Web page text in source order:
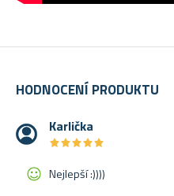
HODNOCENÍ PRODUKTU
Karlička
★★★★★
★★★★★
Nejlepší :))))